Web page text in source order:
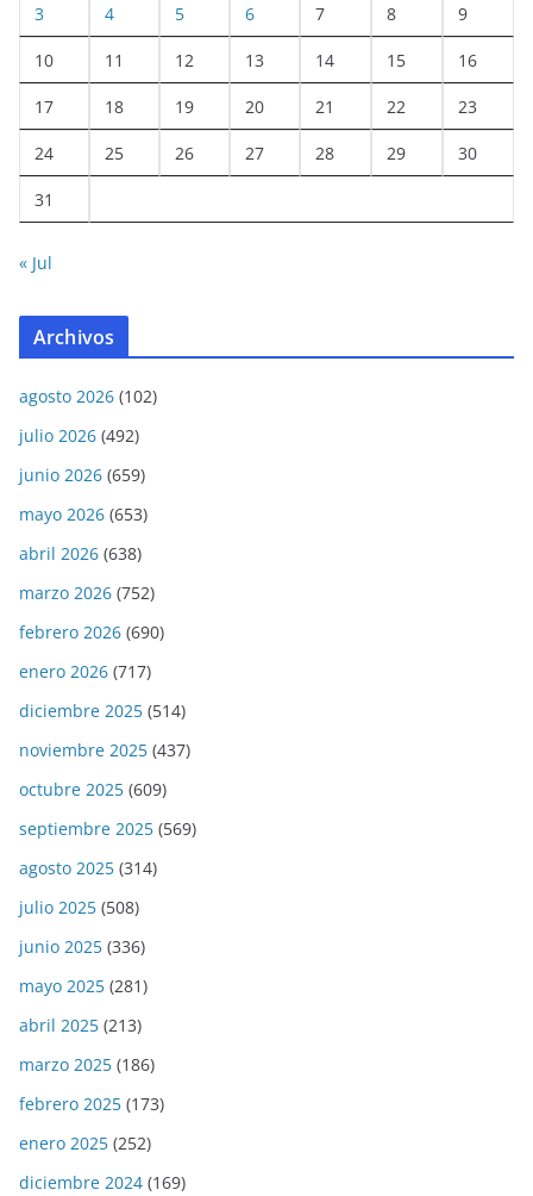
3 4 5 6 7 8 9
10 11 12 13 14 15 16
17 18 19 20 21 22 23
24 25 26 27 28 29 30
31
« Jul
Archivos
agosto 2026 (102)
julio 2026 (492)
junio 2026 (659)
mayo 2026 (653)
abril 2026 (638)
marzo 2026 (752)
febrero 2026 (690)
enero 2026 (717)
diciembre 2025 (514)
noviembre 2025 (437)
octubre 2025 (609)
septiembre 2025 (569)
agosto 2025 (314)
julio 2025 (508)
junio 2025 (336)
mayo 2025 (281)
abril 2025 (213)
marzo 2025 (186)
febrero 2025 (173)
enero 2025 (252)
diciembre 2024 (169)